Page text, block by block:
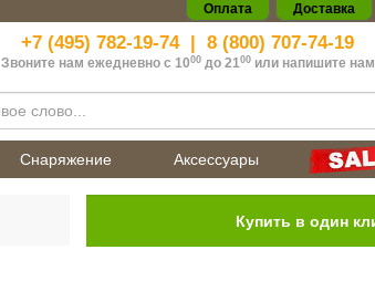
Оплата Доставка
+7 (495) 782-19-74| 8 (800) 707-74-19
Звоните нам ежедневно с 1000до 2100 или напишите нам
Снаряжение Аксессуары